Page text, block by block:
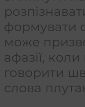
формувати
може
афазії,
говорити
слова